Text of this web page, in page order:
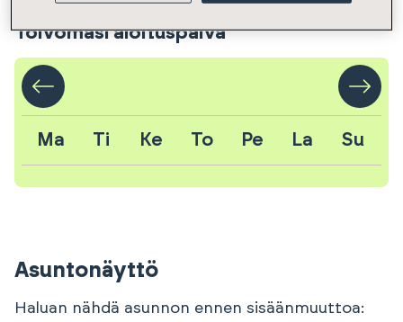
Toivomasi aloituspäivä
Ma Ti Ke To Pe La Su
Asuntonäyttö
Haluan nähdä asunnon ennen sisäänmuuttoa: